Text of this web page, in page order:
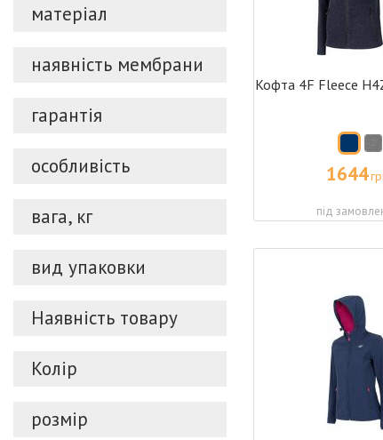
матеріал
наявність мембрани
гарантія
особливість
вага, кг
вид упаковки
Наявність товару
Колір
розмір
Кофта 4F Fleece
1644
під